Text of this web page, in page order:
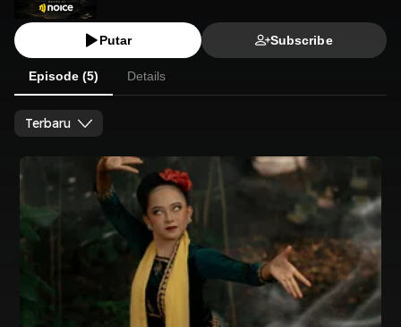
Putar Subscribe
Episode (5) Details
Terbaru